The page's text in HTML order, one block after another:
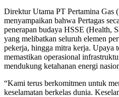
Direktur Utama PT Pertamina Gas
menyampaikan bahwa Pertagas
penerapan budaya HSSE (Health,
yang melibatkan seluruh elemen
pekerja, hingga mitra kerja. Upaya
memastikan operasional
mendukung ketahanan energi
“Kami terus berkomitmen untuk
keselamatan berkelas dunia.